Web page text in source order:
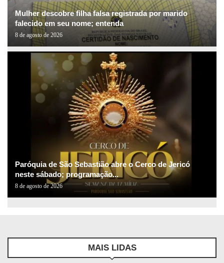
Mulher descobre filha falsa registrada por marido
falecido em seu nome; entenda
8 de agosto de 2026
Paróquia de São Sebastião abre o Cerco de Jericó
neste sábado; programação...
8 de agosto de 2026
MAIS LIDAS